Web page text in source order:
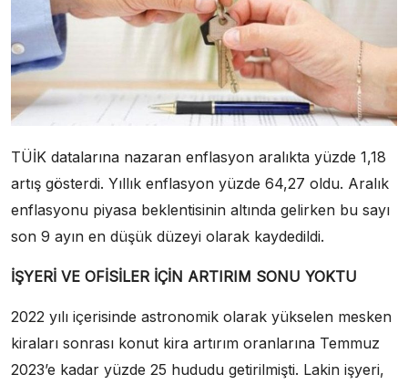
TÜİK datalarına nazaran enflasyon aralıkta yüzde 1,18
artış gösterdi. Yıllık enflasyon yüzde 64,27 oldu. Aralık
enflasyonu piyasa beklentisinin altında gelirken bu sayı
son 9 ayın en düşük düzeyi olarak kaydedildi.
İŞYERİ VE OFİSİLER İÇİN ARTIRIM SONU YOKTU
2022 yılı içerisinde astronomik olarak yükselen mesken
kiraları sonrası konut kira artırım oranlarına Temmuz
2023’e kadar yüzde 25 hududu getirilmişti. Lakin işyeri,